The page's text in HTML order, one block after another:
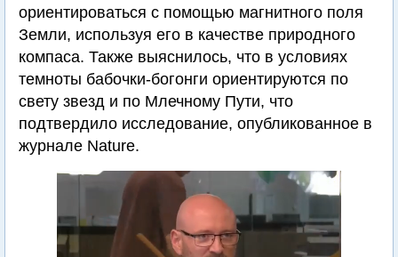
ориентироваться с помощью магнитного поля
Земли, используя его в качестве природного
компаса. Также выяснилось, что в условиях
темноты бабочки-богонги ориентируются по
свету звезд и по Млечному Пути, что
подтвердило исследование, опубликованное в
журнале Nature.